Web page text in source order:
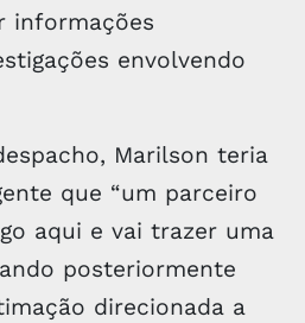
informações
envolvendo
Marilson teria
que “um parceiro
aqui e vai trazer uma
posteriormente
direcionada a